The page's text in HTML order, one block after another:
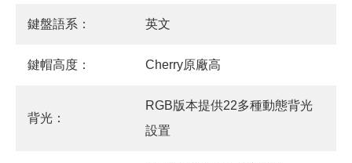
鍵盤語系： 英文
鍵帽高度： Cherry原廠高
背光：
RGB版本提供22多種動態背光
設置